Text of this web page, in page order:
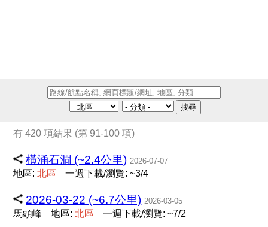
搜尋
有 420 項結果 (第 91-100 項)
橫涌石澗 (~2.4公里) 2026-07-07
地區:北區 一週下載/瀏覽: ~3/4
2026-03-22 (~6.7公里) 2026-03-05
馬頭峰 地區:北區 一週下載/瀏覽: ~7/2